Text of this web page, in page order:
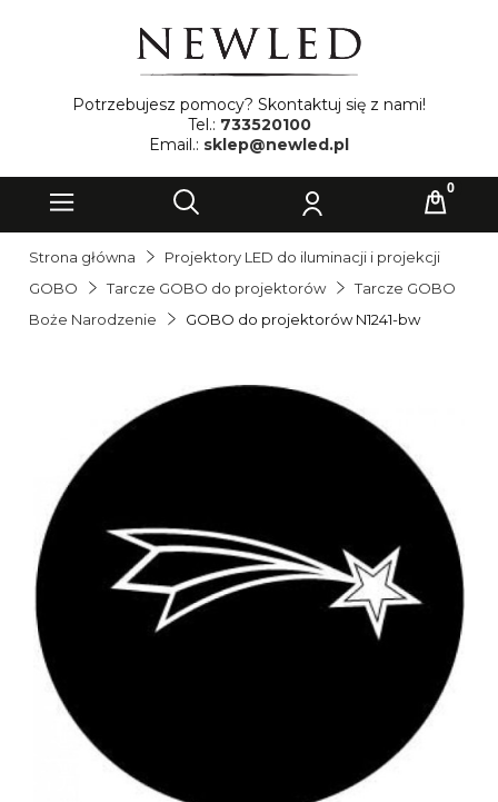
Potrzebujesz pomocy? Skontaktuj się z nami!
Tel.: 733520100
Email.: sklep@newled.pl
Strona główna
Projektory LED do iluminacji i projekcji
GOBO
Tarcze GOBO do projektorów
Tarcze GOBO
Boże Narodzenie
GOBO do projektorów N1241-bw